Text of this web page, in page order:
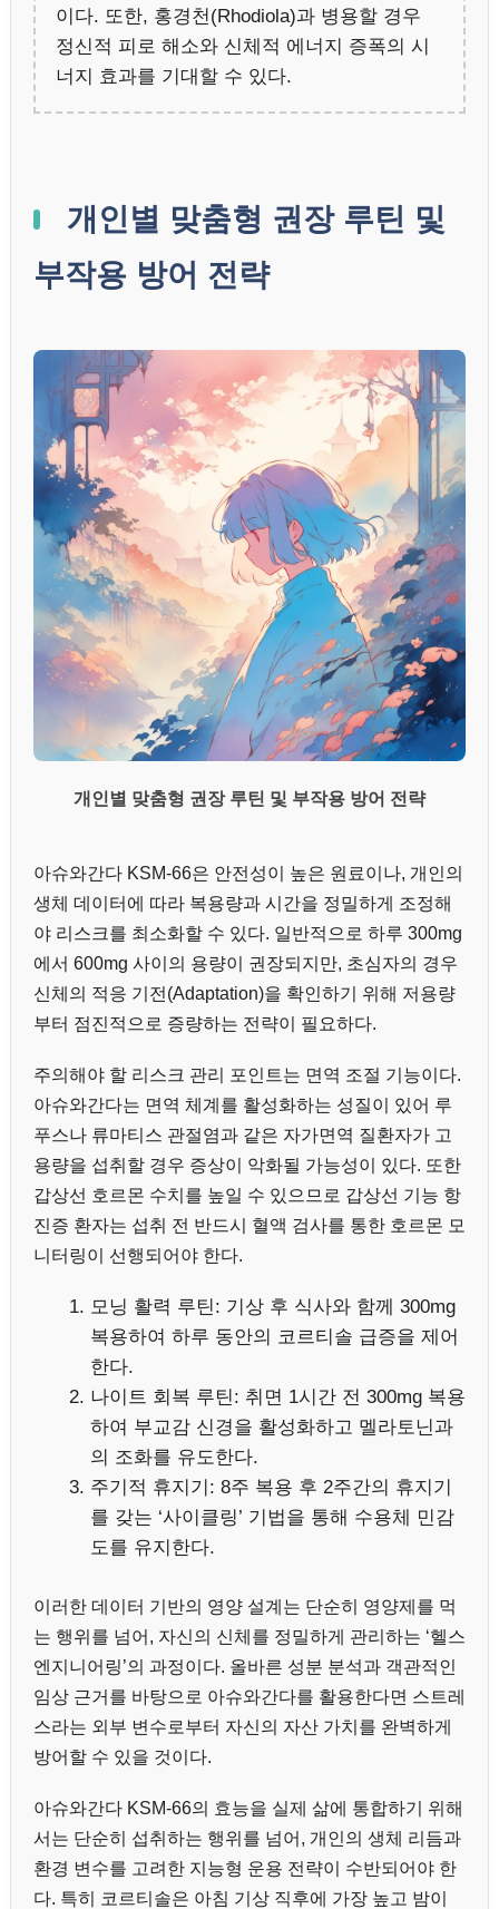
이다. 또한, 홍경천(Rhodiola)과 병용할 경우
정신적 피로 해소와 신체적 에너지 증폭의 시
너지 효과를 기대할 수 있다.
개인별 맞춤형 권장 루틴 및
부작용 방어 전략
개인별 맞춤형 권장 루틴 및 부작용 방어 전략
아슈와간다 KSM-66은 안전성이 높은 원료이나, 개인의
생체 데이터에 따라 복용량과 시간을 정밀하게 조정해
야 리스크를 최소화할 수 있다. 일반적으로 하루 300mg
에서 600mg 사이의 용량이 권장되지만, 초심자의 경우
신체의 적응 기전(Adaptation)을 확인하기 위해 저용량
부터 점진적으로 증량하는 전략이 필요하다.
주의해야 할 리스크 관리 포인트는 면역 조절 기능이다.
아슈와간다는 면역 체계를 활성화하는 성질이 있어 루
푸스나 류마티스 관절염과 같은 자가면역 질환자가 고
용량을 섭취할 경우 증상이 악화될 가능성이 있다. 또한
갑상선 호르몬 수치를 높일 수 있으므로 갑상선 기능 항
진증 환자는 섭취 전 반드시 혈액 검사를 통한 호르몬 모
니터링이 선행되어야 한다.
모닝 활력 루틴: 기상 후 식사와 함께 300mg
복용하여 하루 동안의 코르티솔 급증을 제어
한다.
나이트 회복 루틴: 취면 1시간 전 300mg 복용
하여 부교감 신경을 활성화하고 멜라토닌과
의 조화를 유도한다.
주기적 휴지기: 8주 복용 후 2주간의 휴지기
를 갖는 ‘사이클링’ 기법을 통해 수용체 민감
도를 유지한다.
이러한 데이터 기반의 영양 설계는 단순히 영양제를 먹
는 행위를 넘어, 자신의 신체를 정밀하게 관리하는 ‘헬스
엔지니어링’의 과정이다. 올바른 성분 분석과 객관적인
임상 근거를 바탕으로 아슈와간다를 활용한다면 스트레
스라는 외부 변수로부터 자신의 자산 가치를 완벽하게
방어할 수 있을 것이다.
아슈와간다 KSM-66의 효능을 실제 삶에 통합하기 위해
서는 단순히 섭취하는 행위를 넘어, 개인의 생체 리듬과
환경 변수를 고려한 지능형 운용 전략이 수반되어야 한
다. 특히 코르티솔은 아침 기상 직후에 가장 높고 밤이